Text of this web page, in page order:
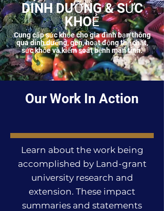
DINH DƯỠNG & SỨC
KHOẺ
Cung cấp sức khỏe cho gia đình bạn thông
qua dinh dưỡng, gen, hoạt động thể chất,
sức khỏe và kiểm soát bệnh mãn tính.
Our Work In Action
Learn about the work being
accomplished by Land-grant
university research and
extension. These impact
summaries and statements